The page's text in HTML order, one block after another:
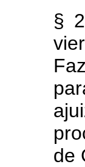
§
de